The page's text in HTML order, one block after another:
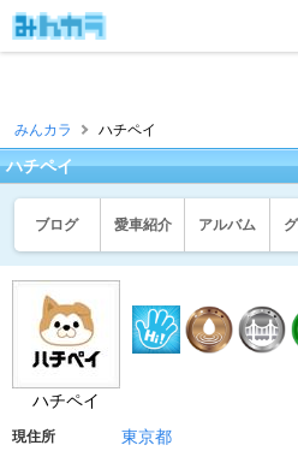
みんカラ ハチペイ
ハチペイ
ブログ 愛車紹介 アルバム
ハチペイ
現住所 東京都